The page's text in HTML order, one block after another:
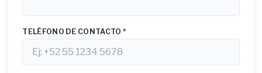
TELÉFONO DE CONTACTO *